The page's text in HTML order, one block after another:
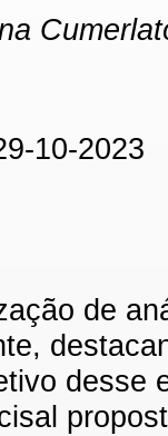
10-2023
de
desse